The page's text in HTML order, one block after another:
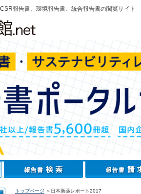
報告書、環境報告書、統合報告書の閲覧サイト
トップページ ＞日本新薬レポート2017